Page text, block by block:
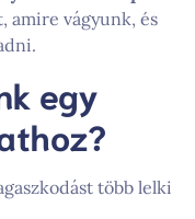
amire vágyunk, és
egy
több lelki